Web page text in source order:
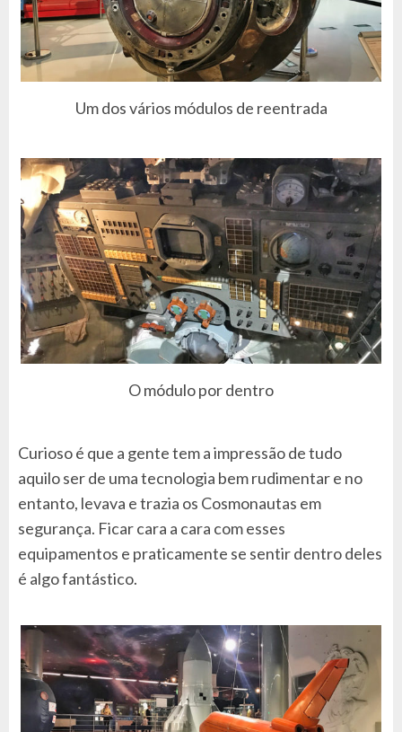
Um dos vários módulos de reentrada
O módulo por dentro
Curioso é que a gente tem a impressão de tudo
aquilo ser de uma tecnologia bem rudimentar e no
entanto, levava e trazia os Cosmonautas em
segurança. Ficar cara a cara com esses
equipamentos e praticamente se sentir dentro deles
é algo fantástico.